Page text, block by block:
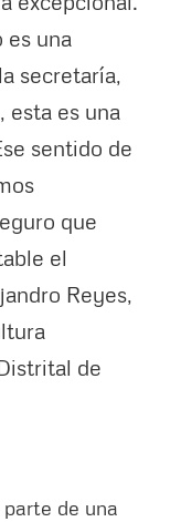
es una
secretaría,
esta es una
sentido de
que
el
Reyes,
de
parte de una